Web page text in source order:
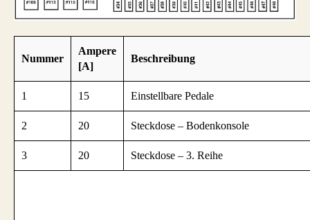
Nummer
Ampere
[A]
Beschreibung
1 15 Einstellbare Pedale
2 20 Steckdose – Bodenkonsole
3 20 Steckdose – 3. Reihe